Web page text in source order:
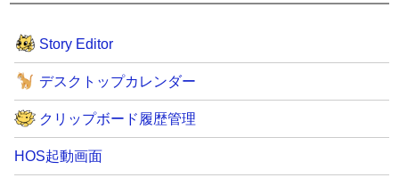
Story Editor
デスクトップカレンダー
クリップボード履歴管理
HOS起動画面